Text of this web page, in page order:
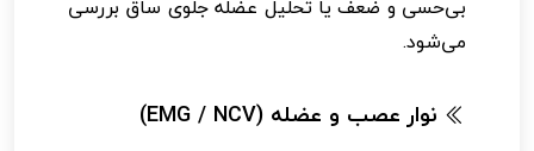
بی‌حسی و ضعف یا تحلیل عضله جلوی ساق بررسی
می‌شود.
نوار عصب و عضله (EMG / NCV)